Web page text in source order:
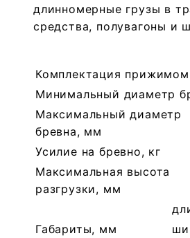
длинномерные грузы в
средства, полувагоны и
Комплектация прижимом
Минимальный диаметр
Максимальный диаметр
бревна, мм
Усилие на бревно, кг
Максимальная высота
разгрузки, мм
Габариты, мм